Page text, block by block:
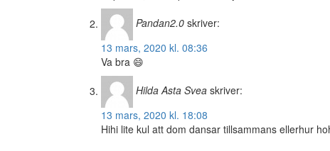
Pandan2.0 skriver:
13 mars, 2020 kl. 08:36
Va bra 😄
Hilda Asta Svea skriver:
13 mars, 2020 kl. 18:08
Hihi lite kul att dom dansar tillsammans ellerhur